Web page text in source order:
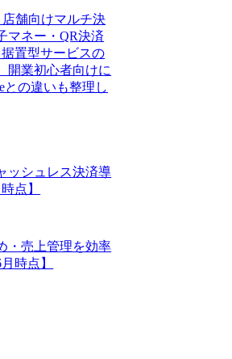
舗向けマルチ決
マネー・QR決済
置型サービスの
開業初心者向けに
との違いも整理し
ッシュレス決済導
点】
・売上管理を効率
時点】